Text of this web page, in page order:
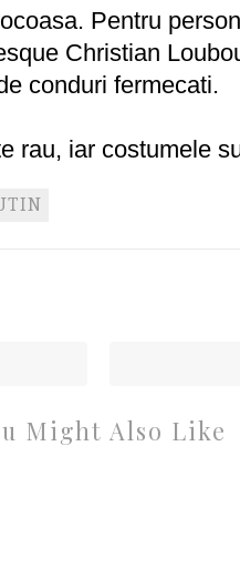
Pentru
Christian
conduri fermecati.
rau, iar costumele
Might Also Like